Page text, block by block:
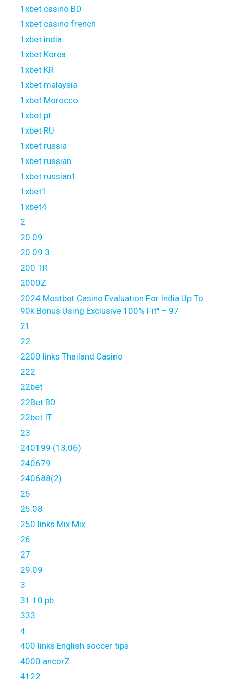
1xbet casino BD
1xbet casino french
1xbet india
1xbet Korea
1xbet KR
1xbet malaysia
1xbet Morocco
1xbet pt
1xbet RU
1xbet russia
1xbet russian
1xbet russian1
1xbet1
1xbet4
2
20.09
20.09 3
200 TR
2000Z
2024 Mostbet Casino Evaluation For India Up To
90k Bonus Using Exclusive 100% Fit" – 97
21
22
2200 links Thailand Casino
222
22bet
22Bet BD
22bet IT
23
240199 (13.06)
240679
240688(2)
25
25.08
250 links Mix Mix
26
27
29.09
3
31.10 pb
333
4
400 links English soccer tips
4000 ancorZ
4122